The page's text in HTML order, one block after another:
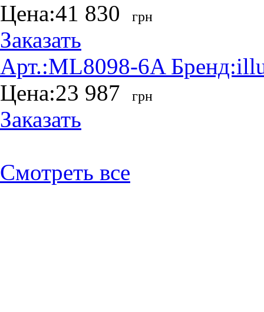
Цена:41 830 грн
Заказать
Арт.:ML8098-6A Бренд:
Цена:23 987 грн
Заказать
Смотреть все